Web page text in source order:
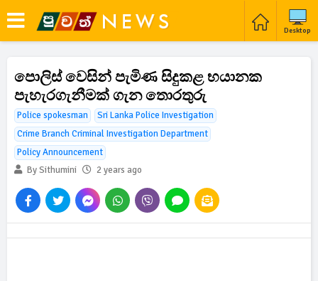
Desktop
පොලිස් වෙසින් පැමිණ සිදුකළ භයානක
පැහැරගැනීමක් ගැන තොරතුරු
Police spokesman
Sri Lanka Police Investigation
Crime Branch Criminal Investigation Department
Policy Announcement
By Sithumini
2 years ago